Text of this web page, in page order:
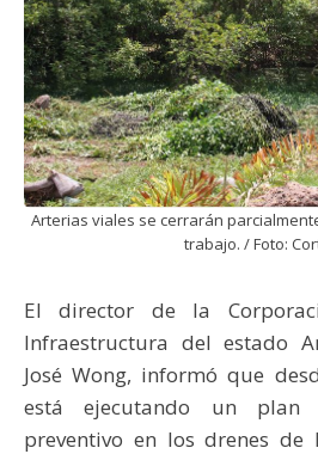
Arterias viales se cerrarán
trabajo. / Foto:
El director de la
Infraestructura del estado
José Wong, informó que
está ejecutando un plan
preventivo en los drenes